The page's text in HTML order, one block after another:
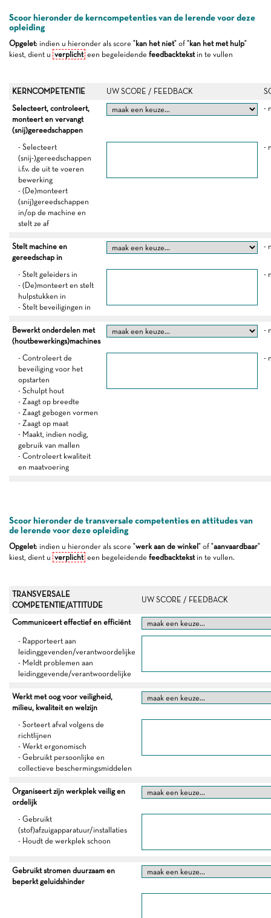
Scoor hieronder de kerncompetenties van de lerende voor deze
opleiding
Opgelet: indien u hieronder als score "kan het niet" of "kan het met hulp"
kiest, dient u verplicht een begeleidende feedbacktekstin te vullen
KERNCOMPETENTIE UW SCORE / FEEDBACK
Selecteert, controleert,
monteert en vervangt
(snij)gereedschappen
-
- Selecteert
(snij-)gereedschappen
i.f.v. de uit te voeren
bewerking
- (De)monteert
(snij)gereedschappen
in/op de machine en
stelt ze af
-
Stelt machine en
gereedschap in
-
- Stelt geleiders in
- (De)monteert en stelt
hulpstukken in
- Stelt beveiligingen in
-
Bewerkt onderdelen met
(houtbewerkings)machines
-
- Controleert de
beveiliging voor het
opstarten
- Schulpt hout
- Zaagt op breedte
- Zaagt gebogen vormen
- Zaagt op maat
- Maakt, indien nodig,
gebruik van mallen
- Controleert kwaliteit
en maatvoering
-
Scoor hieronder de transversale competenties en attitudes van
de lerende voor deze opleiding
Opgelet: indien u hieronder als score "werk aan de winkel " of "aanvaardbaar"
kiest, dient u verplicht een begeleidende feedbacktekstin te vullen.
TRANSVERSALE
COMPETENTIE/ATTITUDE
UW SCORE / FEEDBACK
Communiceert effectief en efficiënt
- Rapporteert aan
leidinggevenden/verantwoordelijke
- Meldt problemen aan
leidinggevende/verantwoordelijke
Werkt met oog voor veiligheid,
milieu, kwaliteit en welzijn
- Sorteert afval volgens de
richtlijnen
- Werkt ergonomisch
- Gebruikt persoonlijke en
collectieve beschermingsmiddelen
Organiseert zijn werkplek veilig en
ordelijk
- Gebruikt
(stof)afzuigapparatuur/installaties
- Houdt de werkplek schoon
Gebruikt stromen duurzaam en
beperkt geluidshinder